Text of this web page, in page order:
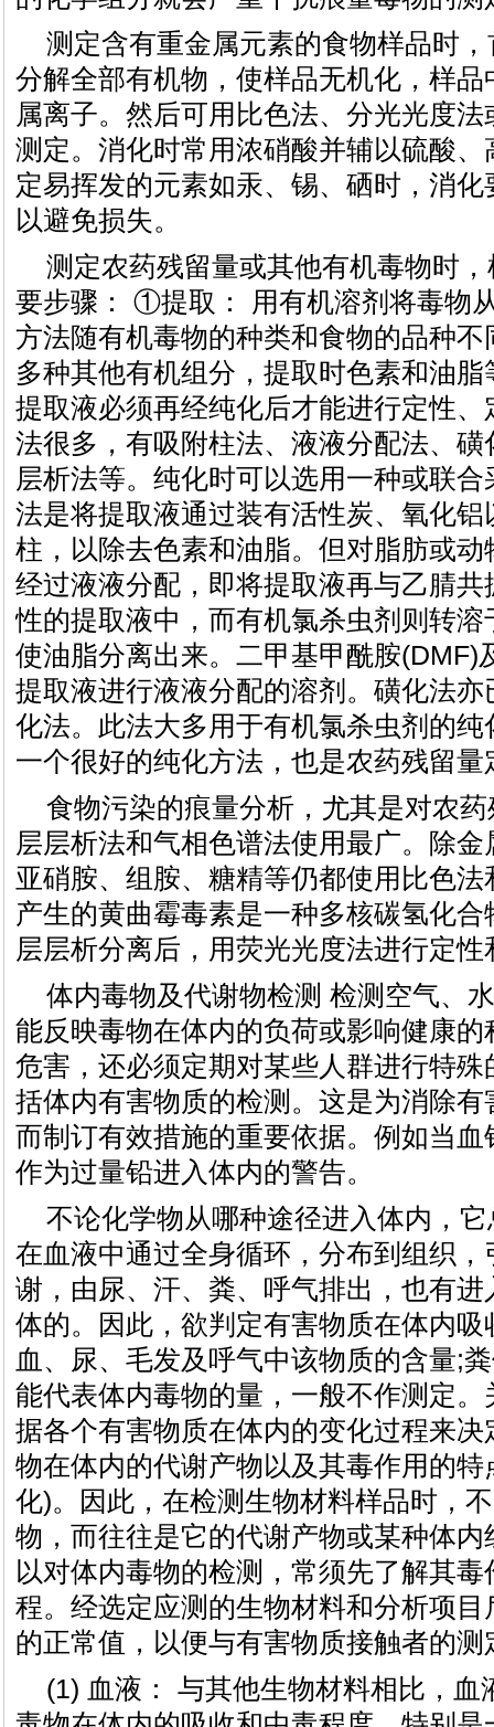
测定含有重金属元素的食物样品时
分解全部有机物，使样品无机化，样
属离子。然后可用比色法、分光光度
测定。消化时常用浓硝酸并辅以硫酸
定易挥发的元素如汞、锡、硒时，消
以避免损失。
测定农药残留量或其他有机毒物时
要步骤： ①提取： 用有机溶剂将毒物
方法随有机毒物的种类和食物的品种
多种其他有机组分，提取时色素和油
提取液必须再经纯化后才能进行定性
法很多，有吸附柱法、液液分配法、
层析法等。纯化时可以选用一种或联
法是将提取液通过装有活性炭、氧化
柱，以除去色素和油脂。但对脂肪或
经过液液分配，即将提取液再与乙腈
性的提取液中，而有机氯杀虫剂则转
使油脂分离出来。二甲基甲酰胺(DMF)
提取液进行液液分配的溶剂。磺化法
化法。此法大多用于有机氯杀虫剂的
一个很好的纯化方法，也是农药残留
食物污染的痕量分析，尤其是对农
层层析法和气相色谱法使用最广。除
亚硝胺、组胺、糖精等仍都使用比色
产生的黄曲霉毒素是一种多核碳氢化
层层析分离后，用荧光光度法进行定性
体内毒物及代谢物检测 检测空气、
能反映毒物在体内的负荷或影响健康
危害，还必须定期对某些人群进行特
括体内有害物质的检测。这是为消除
而制订有效措施的重要依据。例如当
作为过量铅进入体内的警告。
不论化学物从哪种途径进入体内，
在血液中通过全身循环，分布到组织
谢，由尿、汗、粪、呼气排出，也有
体的。因此，欲判定有害物质在体内
血、尿、毛发及呼气中该物质的含量;
能代表体内毒物的量，一般不作测定
据各个有害物质在体内的变化过程来
物在体内的代谢产物以及其毒作用的
化)。因此，在检测生物材料样品时，
物，而往往是它的代谢产物或某种体
以对体内毒物的检测，常须先了解其
程。经选定应测的生物材料和分析项
的正常值，以便与有害物质接触者的测
(1) 血液： 与其他生物材料相比，血